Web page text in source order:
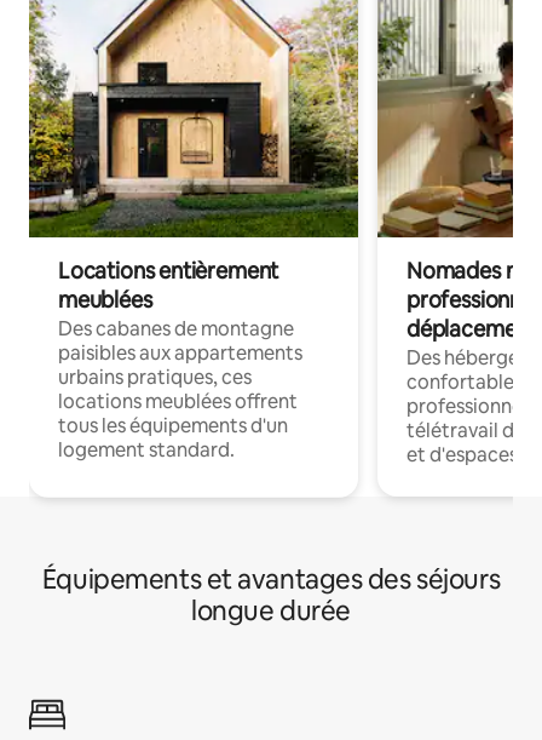
Locations entièrement
meublées
Des cabanes de montagne
paisibles aux appartements
urbains pratiques, ces
locations meublées offrent
tous les équipements d'un
logement standard.
Nomades
déplacement
Des
confortables
professionnels
télétravail
et d'espaces
Équipements et avantages des séjours
longue durée